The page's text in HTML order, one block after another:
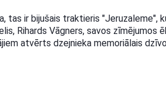
tas ir bijušais traktieris "Jeruzaleme",
Rihards Vāgners, savos zīmējumos
atvērts dzejnieka memoriālais